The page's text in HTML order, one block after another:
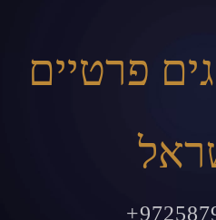
פרטיים